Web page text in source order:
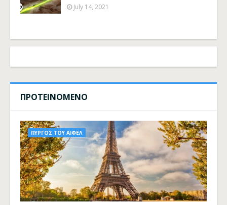
July 14, 2021
ΠΡΟΤΕΙΝΟΜΕΝΟ
ΠΥΡΓΟΣ ΤΟΥ ΑΙΦΕΛ